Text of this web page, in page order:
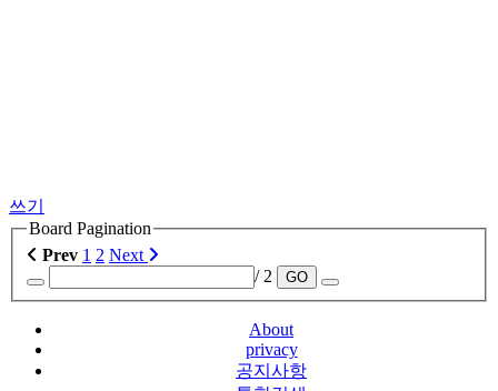
쓰기
Board Pagination
Prev 1 2 Next
/ 2
GO
About
privacy
공지사항